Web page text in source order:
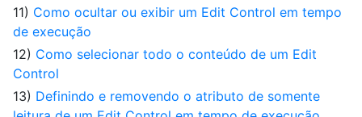
11) Como ocultar ou exibir um Edit Control em tempo
de execução
12) Como selecionar todo o conteúdo de um Edit
Control
13) Definindo e removendo o atributo de somente